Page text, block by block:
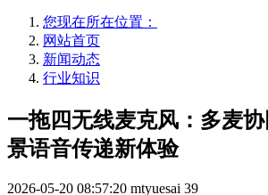
您现在所在位置：
网站首页
新闻动态
行业知识
一拖四无线麦克风：多麦
景语音传递新体验
2026-05-20 08:57:20 mtyuesai 39